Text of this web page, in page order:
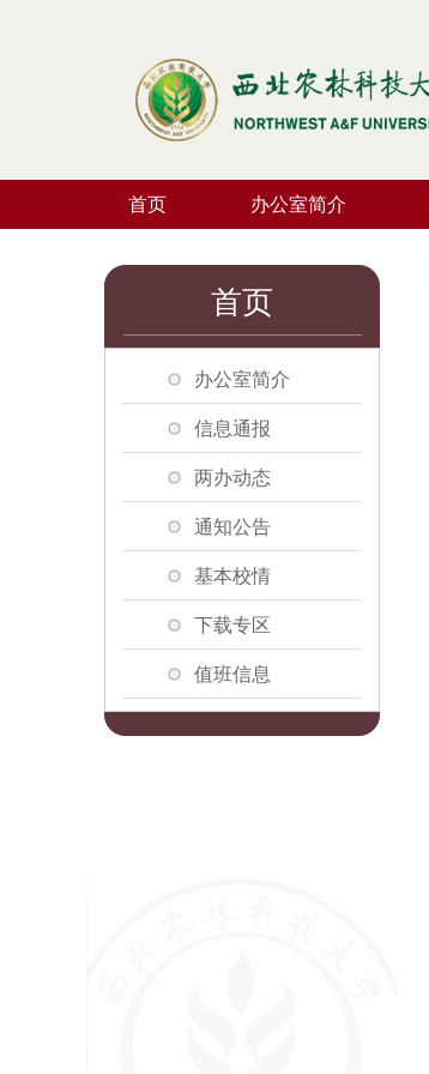
首页 办公室简介
首页
办公室简介
信息通报
两办动态
通知公告
基本校情
下载专区
值班信息